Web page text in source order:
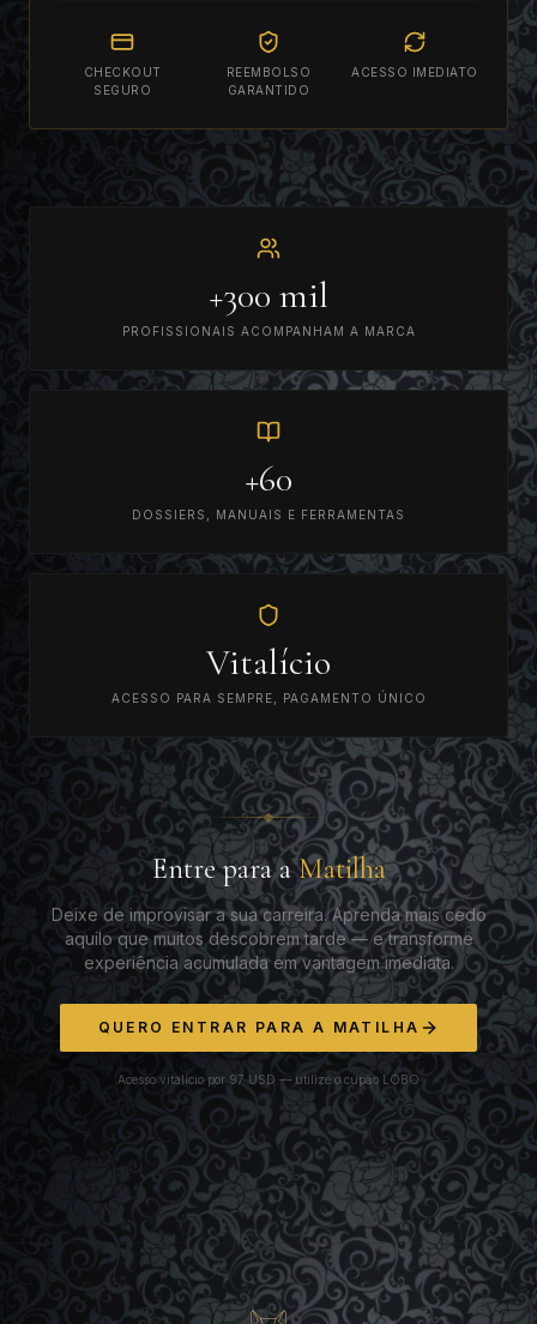
CHECKOUT
SEGURO
REEMBOLSO
GARANTIDO
ACESSO IMEDIATO
+300 mil
PROFISSIONAIS ACOMPANHAM A MARCA
+60
DOSSIERS, MANUAIS E FERRAMENTAS
Vitalício
ACESSO PARA SEMPRE, PAGAMENTO ÚNICO
Entre para aMatilha
Deixe de improvisar a sua carreira. Aprenda mais cedo
aquilo que muitos descobrem tarde — e transforme
experiência acumulada em vantagem imediata.
QUERO ENTRAR PARA A MATILHA
Acesso vitalício por 97 USD — utilize o cupão LOBO